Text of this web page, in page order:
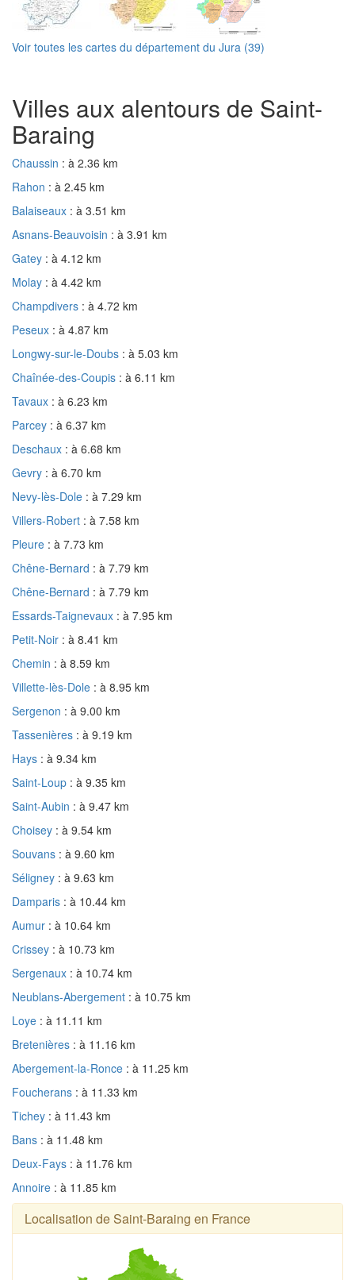
Voir toutes les cartes du département du Jura (39)
Villes aux alentours de Saint-
Baraing
Chaussin : à 2.36 km
Rahon : à 2.45 km
Balaiseaux : à 3.51 km
Asnans-Beauvoisin : à 3.91 km
Gatey : à 4.12 km
Molay : à 4.42 km
Champdivers : à 4.72 km
Peseux : à 4.87 km
Longwy-sur-le-Doubs : à 5.03 km
Chaînée-des-Coupis : à 6.11 km
Tavaux : à 6.23 km
Parcey : à 6.37 km
Deschaux : à 6.68 km
Gevry : à 6.70 km
Nevy-lès-Dole : à 7.29 km
Villers-Robert : à 7.58 km
Pleure : à 7.73 km
Chêne-Bernard : à 7.79 km
Chêne-Bernard : à 7.79 km
Essards-Taignevaux : à 7.95 km
Petit-Noir : à 8.41 km
Chemin : à 8.59 km
Villette-lès-Dole : à 8.95 km
Sergenon : à 9.00 km
Tassenières : à 9.19 km
Hays : à 9.34 km
Saint-Loup : à 9.35 km
Saint-Aubin : à 9.47 km
Choisey : à 9.54 km
Souvans : à 9.60 km
Séligney : à 9.63 km
Damparis : à 10.44 km
Aumur : à 10.64 km
Crissey : à 10.73 km
Sergenaux : à 10.74 km
Neublans-Abergement : à 10.75 km
Loye : à 11.11 km
Bretenières : à 11.16 km
Abergement-la-Ronce : à 11.25 km
Foucherans : à 11.33 km
Tichey : à 11.43 km
Bans : à 11.48 km
Deux-Fays : à 11.76 km
Annoire : à 11.85 km
Localisation de Saint-Baraing en France